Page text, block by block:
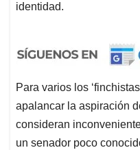
identidad.
Para varios los
apalancar la aspiración
consideran
un senador poco